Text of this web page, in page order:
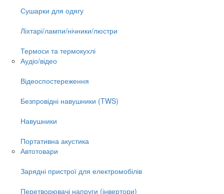
Сушарки для одягу
Ліхтарі/лампи/нічники/люстри
Термоси та термокухлі
Аудіо/відео
Відеоспостереження
Безпровідні навушники (TWS)
Навушники
Портативна акустика
Автотовари
Зарядні пристрої для електромобілів
Перетворювачі напруги (інвертори)